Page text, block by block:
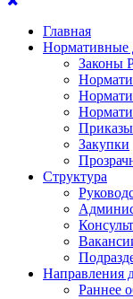
Главная
Нормативные
Законы
Закупки
Структура
Направления
Раннее